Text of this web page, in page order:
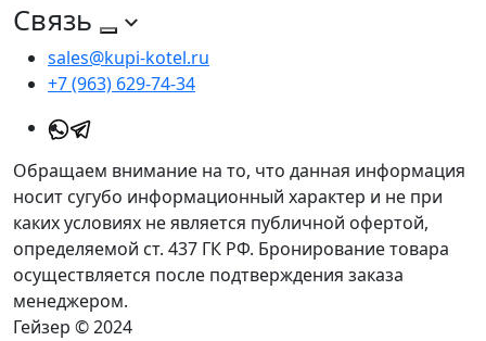
Связь
sales@kupi-kotel.ru
+7 (963) 629-74-34
Обращаем внимание на то, что данная информация
носит сугубо информационный характер и не при
каких условиях не является публичной офертой,
определяемой ст. 437 ГК РФ. Бронирование товара
осуществляется после подтверждения заказа
менеджером.
Гейзер © 2024